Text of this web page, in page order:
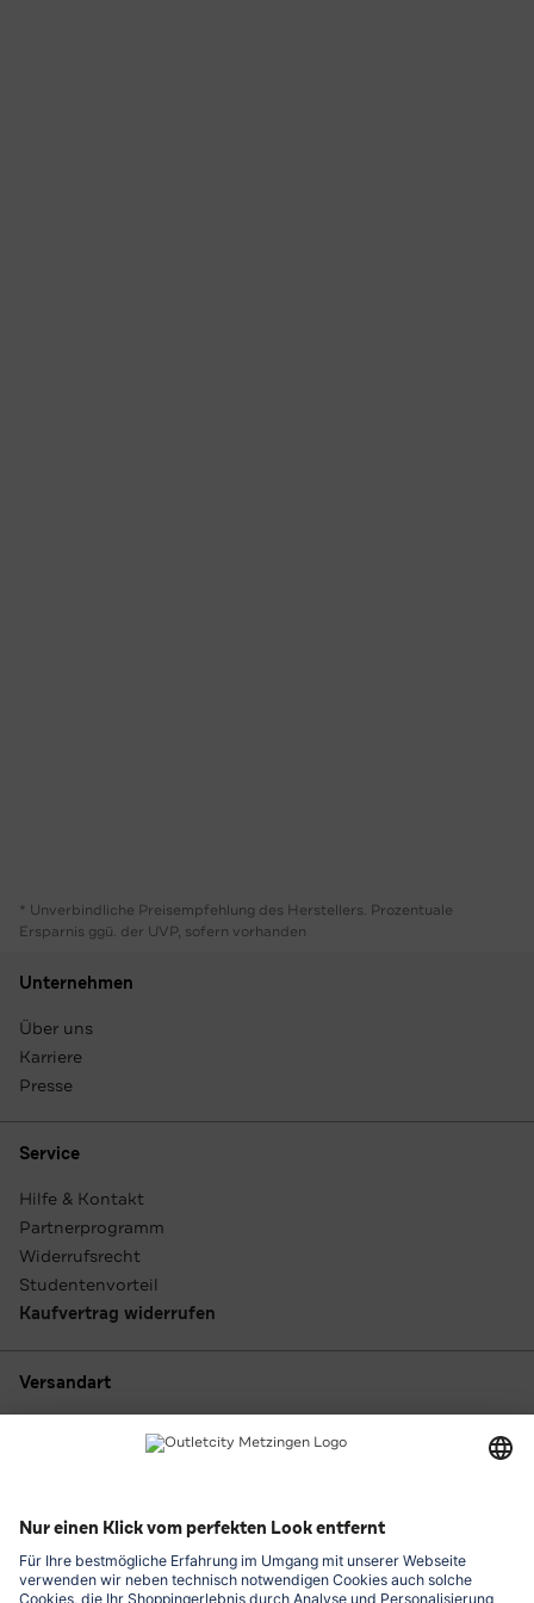
* Unverbindliche Preisempfehlung des Herstellers. Prozentuale
Ersparnis ggü. der UVP, sofern vorhanden
Unternehmen
Über uns
Karriere
Presse
Service
Hilfe & Kontakt
Partnerprogramm
Widerrufsrecht
Studentenvorteil
Kaufvertrag widerrufen
Versandart